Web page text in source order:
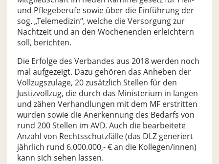
und Pflegeberufe sowie über die Einführung der
sog. „Telemedizin“, welche die Versorgung zur
Nachtzeit und an den Wochenenden erleichtern
soll, berichten.
Die Erfolge des Verbandes aus 2018 werden noch
mal aufgezeigt. Dazu gehören das Anheben der
Vollzugszulage, 20 zusätzlich Stellen für den
Justizvollzug, die durch das Ministerium in langen
und zähen Verhandlungen mit dem MF erstritten
wurden sowie die Anerkennung des Bedarfs von
rund 200 Stellen im AVD. Auch die bearbeitete
Anzahl von Rechtsschutzfälle (das DLZ generiert
jährlich rund 6.000.000,- € an die Kollegen/innen)
kann sich sehen lassen.